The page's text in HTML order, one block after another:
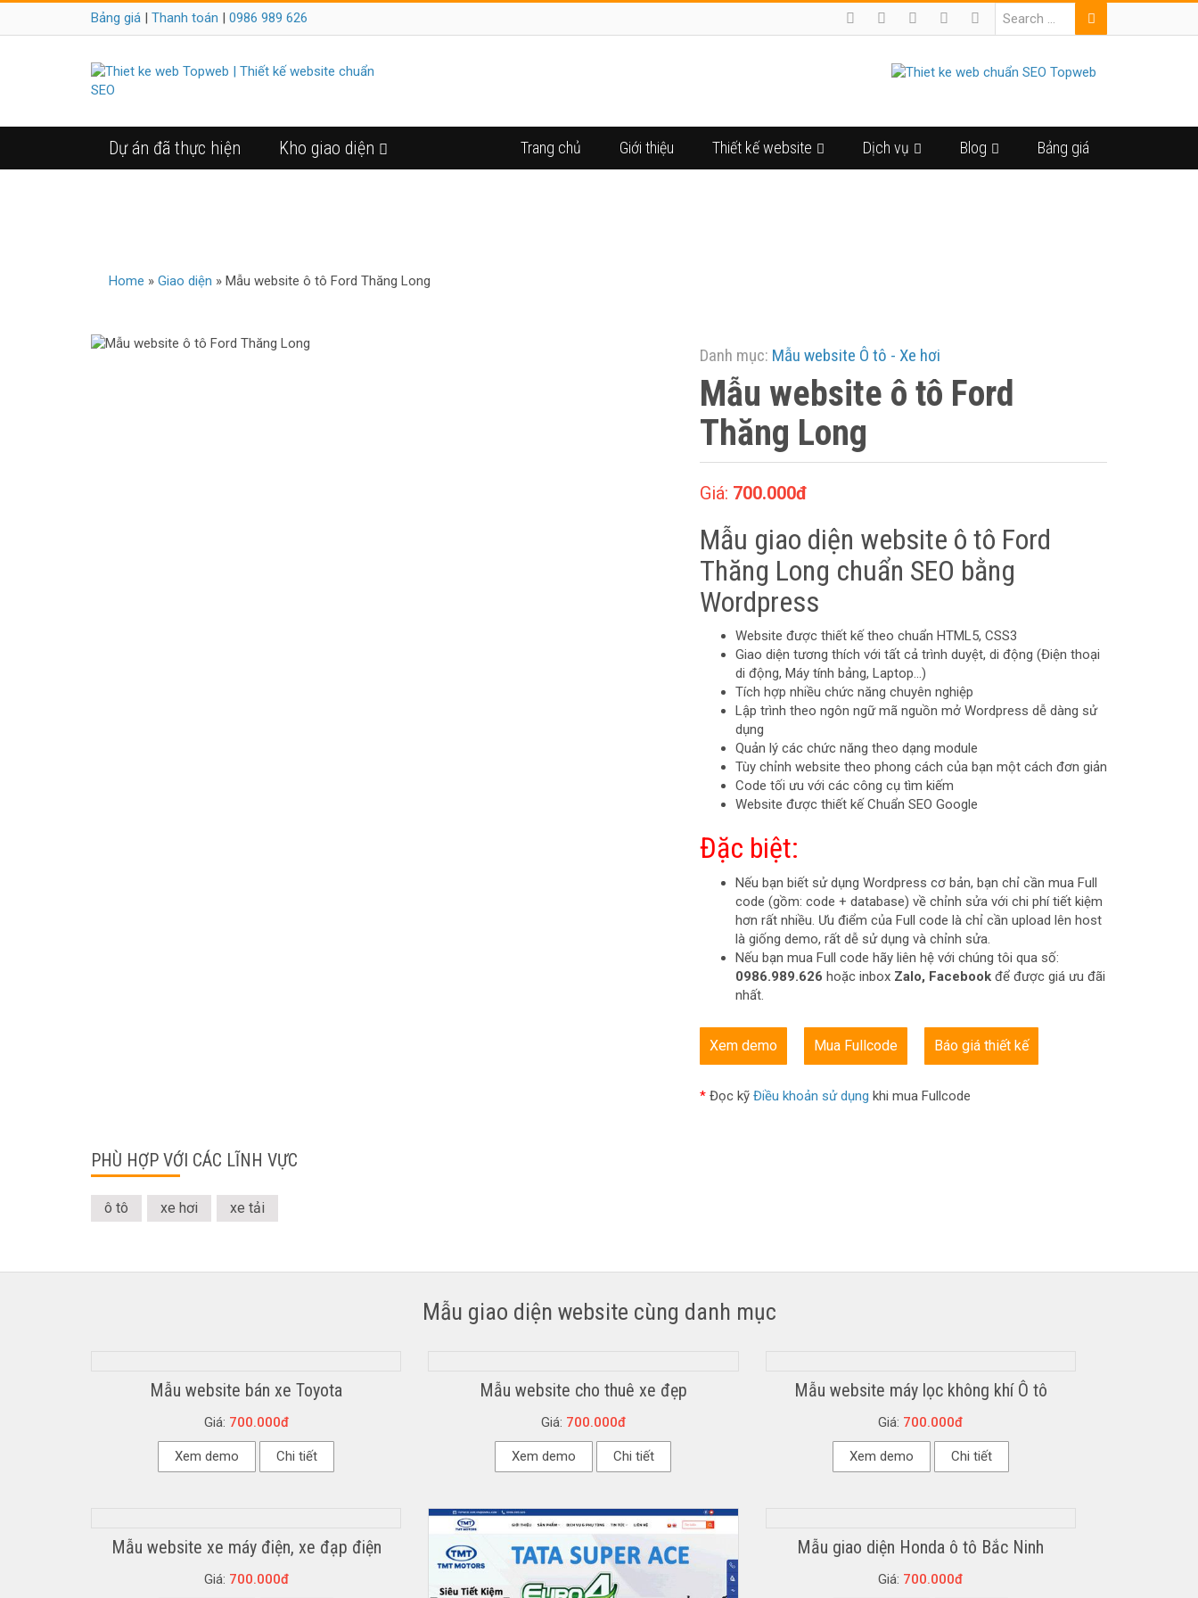
Bảng giá | Thanh toán | 0986 989 626
Dự án đã thực hiện Kho giao diện Trang chủ Giới thiệu Thiết kế website Dịch vụ Blog Bảng giá
Home » Giao diện » Mẫu website ô tô Ford Thăng Long
Danh mục: Mẫu website Ô tô - Xe hơi
Mẫu website ô tô Ford
Thăng Long
Giá: 700.000đ
Mẫu giao diện website ô tô Ford
Thăng Long chuẩn SEO bằng
Wordpress
Website được thiết kế theo chuẩn HTML5, CSS3
Giao diện tương thích với tất cả trình duyệt, di động (Điện thoại
di động, Máy tính bảng, Laptop…)
Tích hợp nhiều chức năng chuyên nghiệp
Lập trình theo ngôn ngữ mã nguồn mở Wordpress dễ dàng sử
dụng
Quản lý các chức năng theo dạng module
Tùy chỉnh website theo phong cách của bạn một cách đơn giản
Code tối ưu với các công cụ tìm kiếm
Website được thiết kế Chuẩn SEO Google
Đặc biệt:
Nếu bạn biết sử dụng Wordpress cơ bản, bạn chỉ cần mua Full
code (gồm: code + database) về chỉnh sửa với chi phí tiết kiệm
hơn rất nhiều. Ưu điểm của Full code là chỉ cần upload lên host
là giống demo, rất dễ sử dụng và chỉnh sửa.
Nếu bạn mua Full code hãy liên hệ với chúng tôi qua số:
0986.989.626 hoặc inbox Zalo, Facebookđể được giá ưu đãi
nhất.
Xem demo Mua Fullcode Báo giá thiết kế
*Đọc kỹ Điều khoản sử dụng khi mua Fullcode
PHÙ HỢP VỚI CÁC LĨNH VỰC
ô tô xe hơi xe tải
Mẫu giao diện website cùng danh mục
Mẫu website bán xe Toyota
Giá: 700.000đ
Xem demo Chi tiết
Mẫu website cho thuê xe đẹp
Giá: 700.000đ
Xem demo Chi tiết
Mẫu website máy lọc không khí Ô tô
Giá: 700.000đ
Xem demo Chi tiết
Mẫu website xe máy điện, xe đạp điện
Giá: 700.000đ
Mẫu giao diện Honda ô tô Bắc Ninh
Giá: 700.000đ